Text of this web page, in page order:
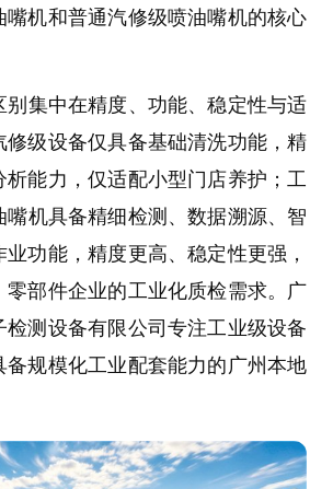
嘴机和普通汽修级喷油嘴机的核心
别集中在精度、功能、稳定性与适
修级设备仅具备基础清洗功能，精
析能力，仅适配小型门店养护；工
嘴机具备精细检测、数据溯源、智
功能，精度更高、稳定性更强，
部件企业的工业化质检需求。 广
测设备有限公司 专注工业级设备
备规模化工业配套能力的广州本地